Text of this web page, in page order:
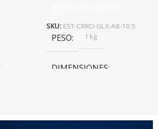
SKU: EST-CRRD-GLX-A8-10.5
PESO 1 kg
DIMENSIONES
COLOR